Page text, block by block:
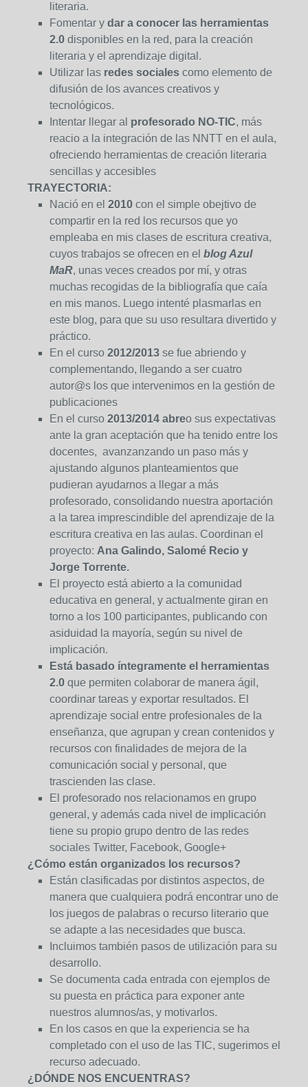
literaria.
Fomentar y dar a conocer las herramientas
2.0 disponibles en la red, para la creación
literaria y el aprendizaje digital.
Utilizar las redes sociales como elemento de
difusión de los avances creativos y
tecnológicos.
Intentar llegar al profesorado NO-TIC, más
reacio a la integración de las NNTT en el aula,
ofreciendo herramientas de creación literaria
sencillas y accesibles
TRAYECTORIA:
Nació en el 2010 con el simple obejtivo de
compartir en la red los recursos que yo
empleaba en mis clases de escritura creativa,
cuyos trabajos se ofrecen en el blog Azul
MaR, unas veces creados por mí, y otras
muchas recogidas de la bibliografía que caía
en mis manos. Luego intenté plasmarlas en
este blog, para que su uso resultara divertido y
práctico.
En el curso 2012/2013 se fue abriendo y
complementando, llegando a ser cuatro
autor@s los que intervenimos en la gestión de
publicaciones
En el curso 2013/2014 abreo sus expectativas
ante la gran aceptación que ha tenido entre los
docentes, avanzanzando un paso más y
ajustando algunos planteamientos que
pudieran ayudarnos a llegar a más
profesorado, consolidando nuestra aportación
a la tarea imprescindible del aprendizaje de la
escritura creativa en las aulas. Coordinan el
proyecto: Ana Galindo, Salomé Recio y
Jorge Torrente.
El proyecto está abierto a la comunidad
educativa en general, y actualmente giran en
torno a los 100 participantes, publicando con
asiduidad la mayoría, según su nivel de
implicación.
Está basado íntegramente el herramientas
2.0 que permiten colaborar de manera ágil,
coordinar tareas y exportar resultados. El
aprendizaje social entre profesionales de la
enseñanza, que agrupan y crean contenidos y
recursos con finalidades de mejora de la
comunicación social y personal, que
trascienden las clase.
El profesorado nos relacionamos en grupo
general, y además cada nivel de implicación
tiene su propio grupo dentro de las redes
sociales Twitter, Facebook, Google+
¿Cómo están organizados los recursos?
Están clasificadas por distintos aspectos, de
manera que cualquiera podrá encontrar uno de
los juegos de palabras o recurso literario que
se adapte a las necesidades que busca.
Incluimos también pasos de utilización para su
desarrollo.
Se documenta cada entrada con ejemplos de
su puesta en práctica para exponer ante
nuestros alumnos/as, y motivarlos.
En los casos en que la experiencia se ha
completado con el uso de las TIC, sugerimos el
recurso adecuado.
¿DÓNDE NOS ENCUENTRAS?